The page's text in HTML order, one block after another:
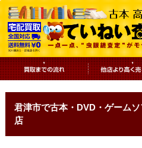
君津市で古本・DVD・ゲーム
店